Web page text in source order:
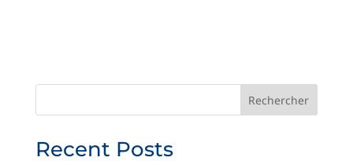
Rechercher
Recent Posts